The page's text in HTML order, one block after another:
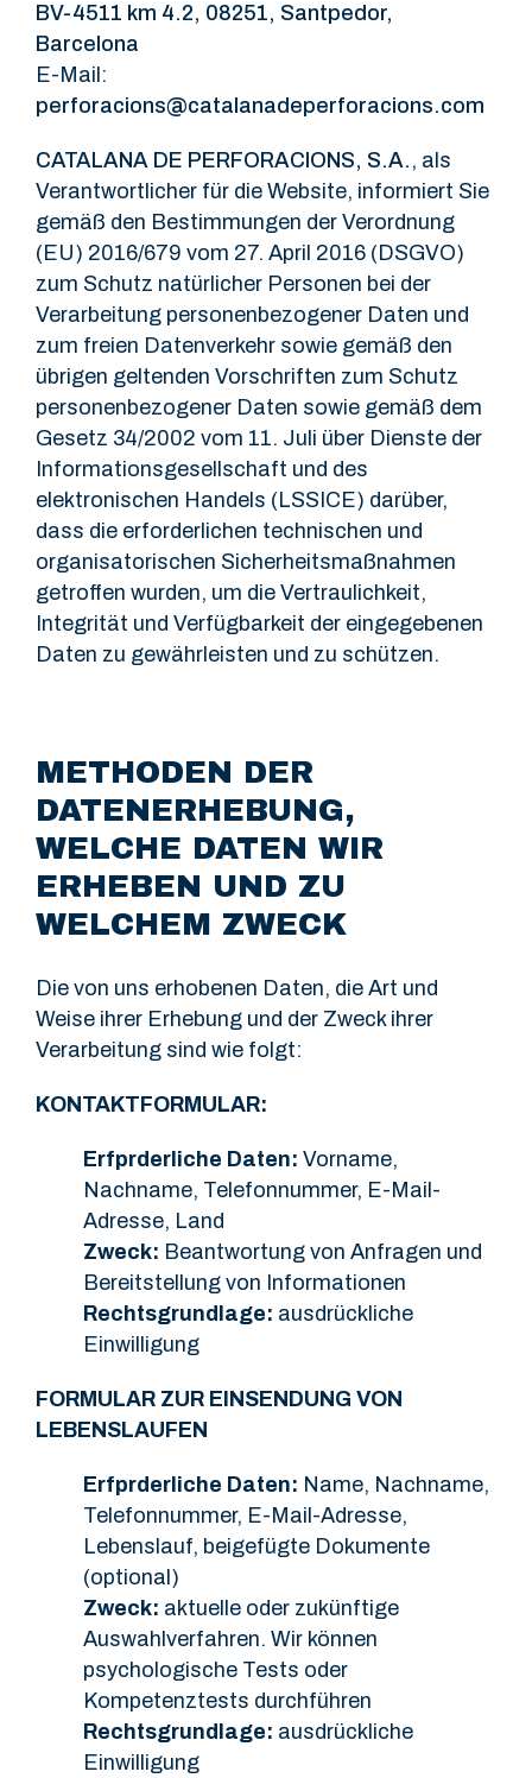
BV-4511 km 4.2, 08251, Santpedor,
Barcelona
E-Mail:
perforacions@catalanadeperforacions.com
CATALANA DE PERFORACIONS, S.A. , als
Verantwortlicher für die Website, informiert Sie
gemäß den Bestimmungen der Verordnung
(EU) 2016/679 vom 27. April 2016 (DSGVO)
zum Schutz natürlicher Personen bei der
Verarbeitung personenbezogener Daten und
zum freien Datenverkehr sowie gemäß den
übrigen geltenden Vorschriften zum Schutz
personenbezogener Daten sowie gemäß dem
Gesetz 34/2002 vom 11. Juli über Dienste der
Informationsgesellschaft und des
elektronischen Handels (LSSICE) darüber,
dass die erforderlichen technischen und
organisatorischen Sicherheitsmaßnahmen
getroffen wurden, um die Vertraulichkeit,
Integrität und Verfügbarkeit der eingegebenen
Daten zu gewährleisten und zu schützen.
METHODEN DER
DATENERHEBUNG,
WELCHE DATEN WIR
ERHEBEN UND ZU
WELCHEM ZWECK
Die von uns erhobenen Daten, die Art und
Weise ihrer Erhebung und der Zweck ihrer
Verarbeitung sind wie folgt:
KONTAKTFORMULAR:
Erfprderliche Daten: Vorname,
Nachname, Telefonnummer, E-Mail-
Adresse, Land
Zweck: Beantwortung von Anfragen und
Bereitstellung von Informationen
Rechtsgrundlage: ausdrückliche
Einwilligung
FORMULAR ZUR EINSENDUNG VON
LEBENSLAUFEN
Erfprderliche Daten: Name, Nachname,
Telefonnummer, E-Mail-Adresse,
Lebenslauf, beigefügte Dokumente
(optional)
Zweck: aktuelle oder zukünftige
Auswahlverfahren. Wir können
psychologische Tests oder
Kompetenztests durchführen
Rechtsgrundlage: ausdrückliche
Einwilligung